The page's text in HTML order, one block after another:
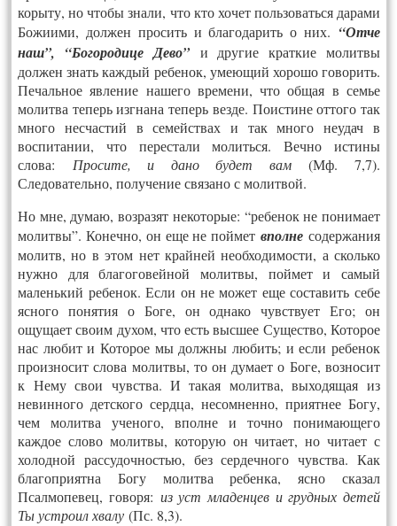
корыту, но чтобы знали, что кто хочет пользоваться дарами
Божиими, должен просить и благодарить о них. “Отче
наш”, “Богородице Дево” и другие краткие молитвы
должен знать каждый ребенок, умеющий хорошо говорить.
Печальное явление нашего времени, что общая в семье
молитва теперь изгнана теперь везде. Поистине оттого так
много несчастий в семействах и так много неудач в
воспитании, что перестали молиться. Вечно истины
слова:
Просите, и дано будет вам
(Мф. 7,7).
Следовательно, получение связано с молитвой.
Но мне, думаю, возразят некоторые: “ребенок не понимает
молитвы”. Конечно, он еще не поймет вполне содержания
молитв, но в этом нет крайней необходимости, а сколько
нужно для благоговейной молитвы, поймет и самый
маленький ребенок. Если он не может еще составить себе
ясного понятия о Боге, он однако чувствует Его; он
ощущает своим духом, что есть высшее Существо, Которое
нас любит и Которое мы должны любить; и если ребенок
произносит слова молитвы, то он думает о Боге, возносит
к Нему свои чувства. И такая молитва, выходящая из
невинного детского сердца, несомненно, приятнее Богу,
чем молитва ученого, вполне и точно понимающего
каждое слово молитвы, которую он читает, но читает с
холодной рассудочностью, без сердечного чувства. Как
благоприятна Богу молитва ребенка, ясно сказал
Псалмопевец, говоря: из уст младенцев и грудных детей
Ты устроил хвалу (Пс. 8,3).